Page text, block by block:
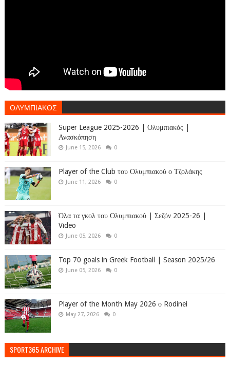
ΟΛΥΜΠΙΑΚΟΣ
Super League 2025-2026 | Ολυμπιακός |
Ανασκόπηση
June 15, 2026 0
Player of the Club του Ολυμπιακού ο Τζολάκης
June 11, 2026 0
Όλα τα γκολ του Ολυμπιακού | Σεζόν 2025-26 |
Video
June 05, 2026 0
Top 70 goals in Greek Football | Season 2025/26
June 05, 2026 0
Player of the Month May 2026 ο Rodinei
May 27, 2026 0
SPORT365 ARCHIVE